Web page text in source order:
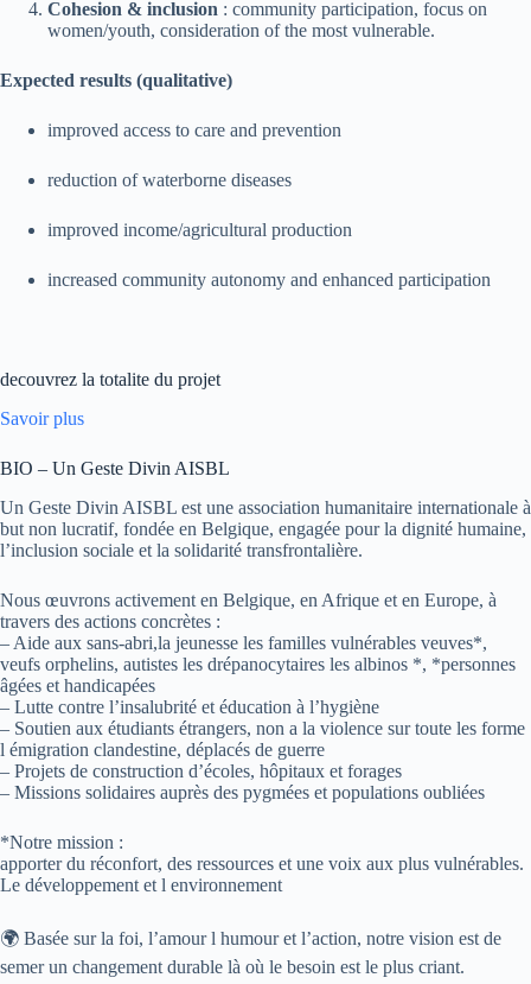
Cohesion & inclusion : community participation, focus on
women/youth, consideration of the most vulnerable.
Expected results (qualitative)
improved access to care and prevention
reduction of waterborne diseases
improved income/agricultural production
increased community autonomy and enhanced participation
decouvrez la totalite du projet
Savoir plus
BIO – Un Geste Divin AISBL
Un Geste Divin AISBL est une association humanitaire internationale à
but non lucratif, fondée en Belgique, engagée pour la dignité humaine,
l’inclusion sociale et la solidarité transfrontalière.
Nous œuvrons activement en Belgique, en Afrique et en Europe, à
travers des actions concrètes :
– Aide aux sans-abri,la jeunesse les familles vulnérables veuves*,
veufs orphelins, autistes les drépanocytaires les albinos *, *personnes
âgées et handicapées
– Lutte contre l’insalubrité et éducation à l’hygiène
– Soutien aux étudiants étrangers, non a la violence sur toute les forme
l émigration clandestine, déplacés de guerre
– Projets de construction d’écoles, hôpitaux et forages
– Missions solidaires auprès des pygmées et populations oubliées
*Notre mission :
apporter du réconfort, des ressources et une voix aux plus vulnérables.
Le développement et l environnement
🌍 Basée sur la foi, l’amour l humour et l’action, notre vision est de
semer un changement durable là où le besoin est le plus criant.